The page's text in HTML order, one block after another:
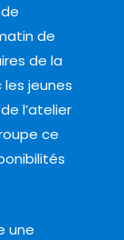
de
de la
les jeunes
l’atelier
ce
une